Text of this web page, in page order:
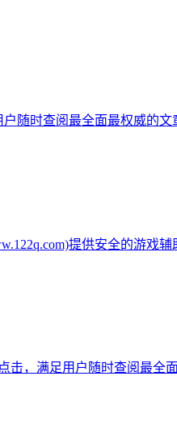
随时查阅最全面最权威的
提供安全的游戏
，满足用户随时查阅最全